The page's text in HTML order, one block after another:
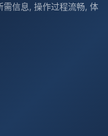
需信息, 操作过程流畅, 体